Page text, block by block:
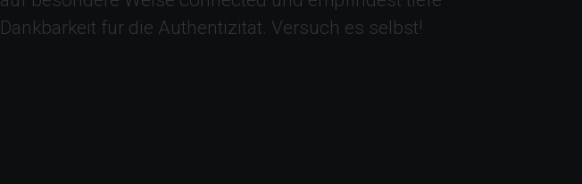
Dankbarkeit für die Authentizität. Versuch es selbst!